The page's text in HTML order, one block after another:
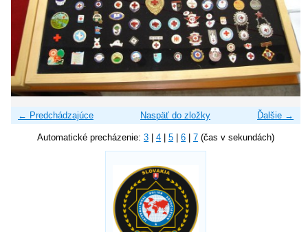
← Predchádzajúce Ďalšie →
Naspäť do zložky
Automatické precházenie: 3 4 5 6 7 (čas v sekundách)